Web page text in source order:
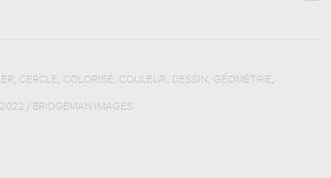
, CERCLE, COLORISÉ, COULEUR, DESSIN, GÉOMÉTRIE,
/ BRIDGEMAN IMAGES